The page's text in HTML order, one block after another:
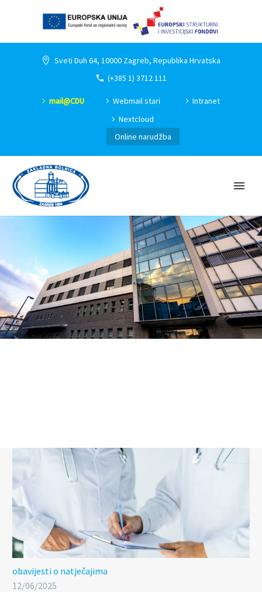
Sveti Duh 64, 10000 Zagreb, Republika Hrvatska
(+385 1) 3712 111
mail@CDU Webmail stari
Intranet
Nextcloud
Online narudžba
obavijesti o natječajima
12/06/2025